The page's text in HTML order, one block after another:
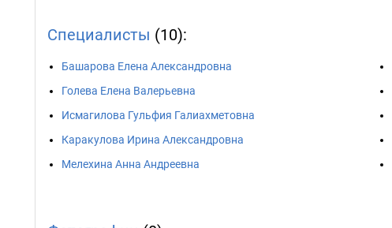
Специалисты (10):
Башарова Елена Александровна
Голева Елена Валерьевна
Исмагилова Гульфия Галиахметовна
Каракулова Ирина Александровна
Мелехина Анна Андреевна